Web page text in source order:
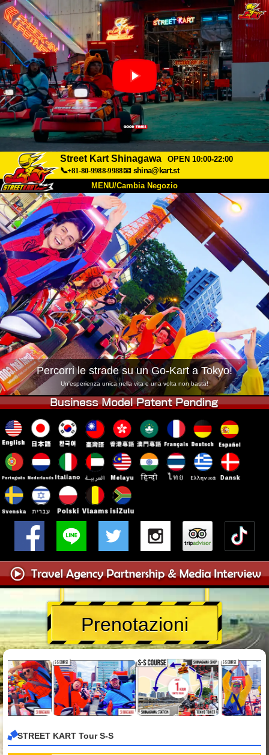
Street Kart Shinagawa
OPEN 10:00-22:00
📞+81-80-9988-9988📧 shina@kart.st
MENU/Cambia Negozio
INIZIO
Chi Siamo Specifiche Prezzo
Accesso Recensioni FAQ
Azienda Prenotazioni
Cambia Negozio
Tokyo Shinagawa Tokyo Akihabara#1
Tokyo Akihabara#2 Tokyo Shibuya
Tokyo Shibuya Annex Tokyo Bay
Tokyo Asakusa Osaka
Okinawa
Percorri le strade su un Go-Kart a Tokyo!
Un'esperienza unica nella vita e una volta non basta!
Prenotazioni
STREET KART Tour S-S